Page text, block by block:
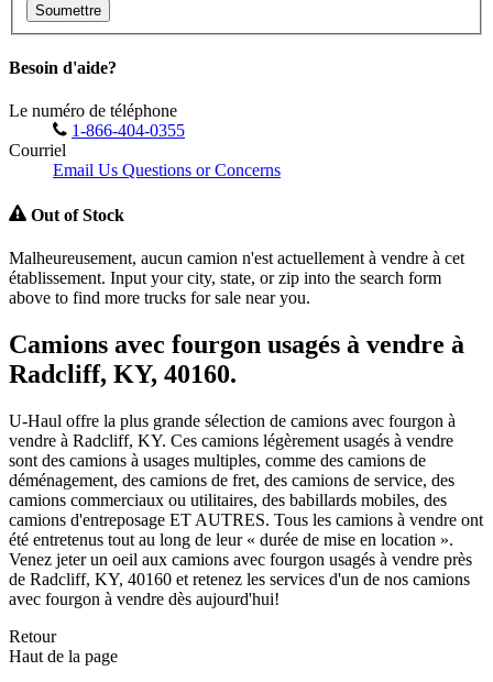
Soumettre
Besoin d'aide?
Le numéro de téléphone
1-866-404-0355
Courriel
Email Us Questions or Concerns
Out of Stock
Malheureusement, aucun camion n'est actuellement à vendre à cet
établissement. Input your city, state, or zip into the search form
above to find more trucks for sale near you.
Camions avec fourgon usagés à vendre à
Radcliff, KY, 40160.
U-Haul offre la plus grande sélection de camions avec fourgon à
vendre à Radcliff, KY. Ces camions légèrement usagés à vendre
sont des camions à usages multiples, comme des camions de
déménagement, des camions de fret, des camions de service, des
camions commerciaux ou utilitaires, des babillards mobiles, des
camions d'entreposage ET AUTRES. Tous les camions à vendre ont
été entretenus tout au long de leur « durée de mise en location ».
Venez jeter un oeil aux camions avec fourgon usagés à vendre près
de Radcliff, KY, 40160 et retenez les services d'un de nos camions
avec fourgon à vendre dès aujourd'hui!
Retour
Haut de la page